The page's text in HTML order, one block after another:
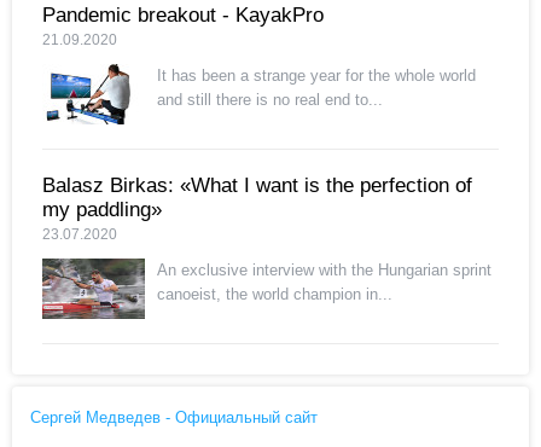
Pandemic breakout - KayakPro
21.09.2020
It has been a strange year for the whole world
and still there is no real end to...
Balasz Birkas: «What I want is the perfection of
my paddling»
23.07.2020
An exclusive interview with the Hungarian sprint
canoeist, the world champion in...
Сергей Медведев - Официальный сайт